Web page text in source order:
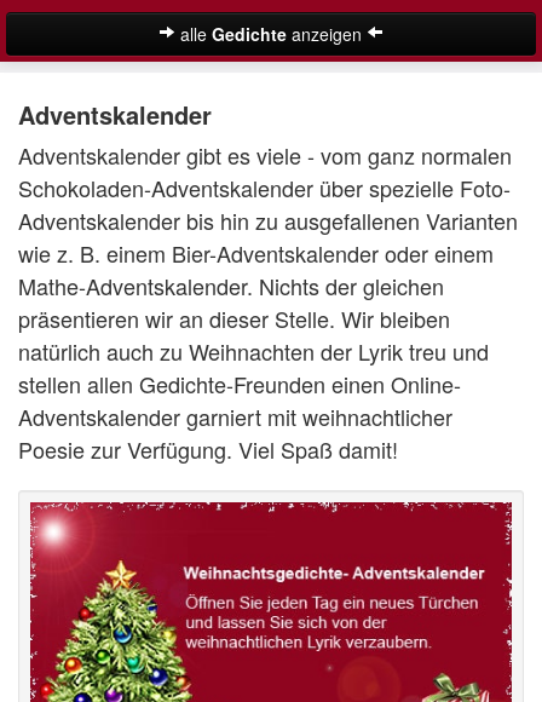
alle Gedichte anzeigen
Adventsgedichte
Besinnliche Weihnachtsgedichte
Kurze Weihnachtsgedichte
Lustige Weihnachtsgedichte
Schöne Weihnachtsgedichte
Weihnachtsgedichte für Kinder
Adventskalender
Adventskalender
Adventskalender gibt es viele - vom ganz normalen
Schokoladen-Adventskalender über spezielle Foto-
Adventskalender bis hin zu ausgefallenen Varianten
wie z. B. einem Bier-Adventskalender oder einem
Mathe-Adventskalender. Nichts der gleichen
präsentieren wir an dieser Stelle. Wir bleiben
natürlich auch zu Weihnachten der Lyrik treu und
stellen allen Gedichte-Freunden einen Online-
Adventskalender garniert mit weihnachtlicher
Poesie zur Verfügung. Viel Spaß damit!